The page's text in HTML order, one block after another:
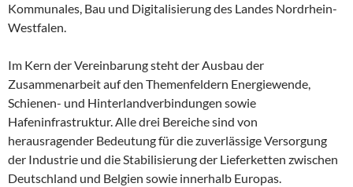
Kommunales, Bau und Digitalisierung des Landes Nordrhein-
Westfalen.
Im Kern der Vereinbarung steht der Ausbau der
Zusammenarbeit auf den Themenfeldern Energiewende,
Schienen- und Hinterlandverbindungen sowie
Hafeninfrastruktur. Alle drei Bereiche sind von
herausragender Bedeutung für die zuverlässige Versorgung
der Industrie und die Stabilisierung der Lieferketten zwischen
Deutschland und Belgien sowie innerhalb Europas.